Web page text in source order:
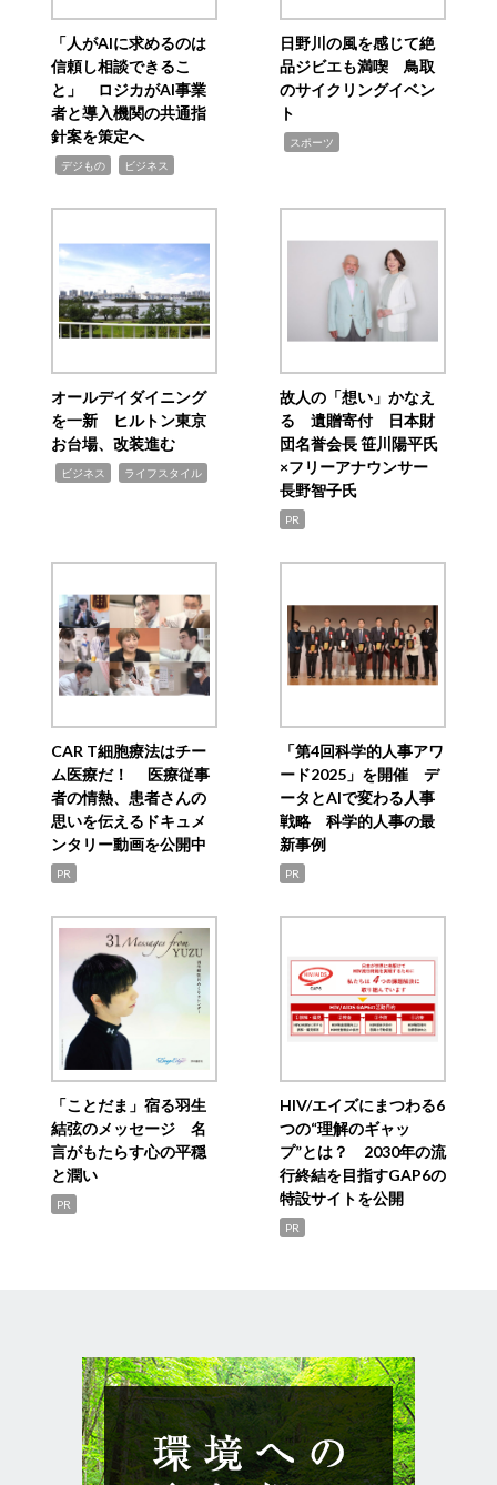
「人がAIに求めるのは
信頼し相談できるこ
と」 ロジカがAI事業
者と導入機関の共通指
針案を策定へ
デジもの ビジネス
日野川の風を感じて絶
品ジビエも満喫 鳥取
のサイクリングイベン
ト
スポーツ
オールデイダイニング
を一新 ヒルトン東京
お台場、改装進む
ビジネス ライフスタイル
故人の「想い」かなえ
る 遺贈寄付 日本財
団名誉会長 笹川陽平氏
×フリーアナウンサー
長野智子氏
PR
CAR T細胞療法はチー
ム医療だ！ 医療従事
者の情熱、患者さんの
思いを伝えるドキュメ
ンタリー動画を公開中
PR
「第4回科学的人事アワ
ード2025」を開催 デ
ータとAIで変わる人事
戦略 科学的人事の最
新事例
PR
「ことだま」宿る羽生
結弦のメッセージ 名
言がもたらす心の平穏
と潤い
PR
HIV/エイズにまつわる6
つの“理解のギャッ
プ”とは？ 2030年の流
行終結を目指すGAP6の
特設サイトを公開
PR